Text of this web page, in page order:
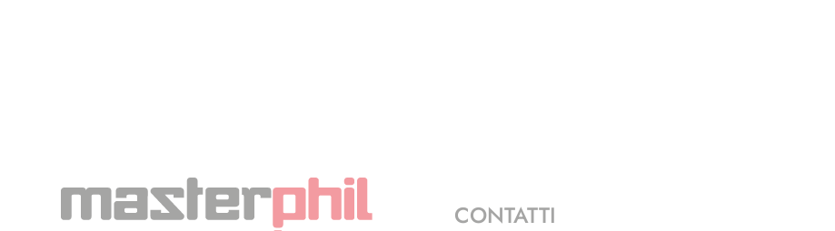
CONTATTI